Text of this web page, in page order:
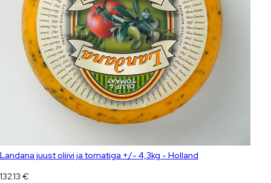
Landana juust oliivi ja tomatiga +/- 4,3kg - Holland
132.13 €